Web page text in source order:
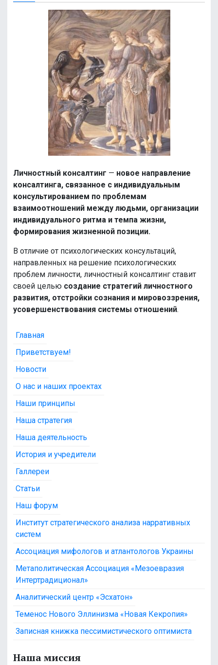
Личностный консалтинг — новое направление
консалтинга, связанное с индивидуальным
консультированием по проблемам
взаимоотношений между людьми, организации
индивидуального ритма и темпа жизни,
формирования жизненной позиции.
В отличие от психологических консультаций,
направленных на решение психологических
проблем личности, личностный консалтинг ставит
своей целью создание стратегий личностного
развития, отстройки сознания и мировоззрения,
усовершенствования системы отношений.
Главная
Приветствуем!
Новости
О нас и наших проектах
Наши принципы
Наша стратегия
Наша деятельность
История и учредители
Галлереи
Статьи
Наш форум
Институт стратегического анализа нарративных
систем
Ассоциация мифологов и атлантологов Украины
Метаполитическая Ассоциация «Мезоевразия
Интертрадиционал»
Аналитический центр «Эсхатон»
Теменос Нового Эллинизма «Новая Кекропия»
Записная книжка пессимистического оптимиста
Наша миссия